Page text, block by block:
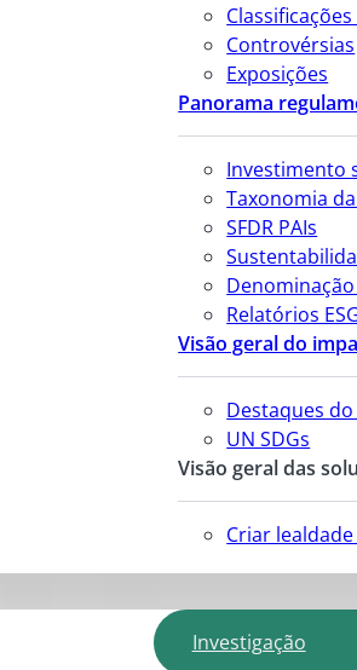
Classificações
Controvérsias
Exposições
Panorama
Investimento
Taxonomia da
SFDR PAIs
Relatórios
Visão geral do
Destaques
UN SDGs
Visão geral das
Criar
Investigação